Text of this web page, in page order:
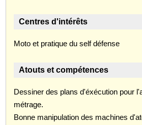
Centres d'intérêts
Moto et pratique du self défense
Atouts et compétences
Dessiner des plans d'éxécution pour
métrage.
Bonne manipulation des machines